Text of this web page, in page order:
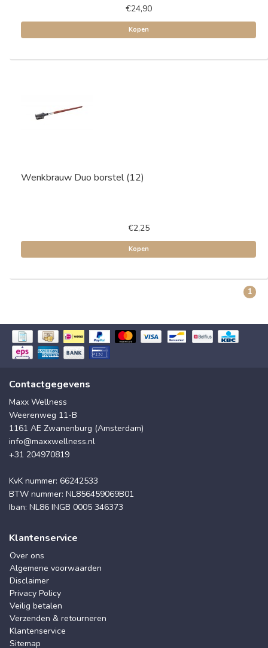
€24,90
Kopen
Wenkbrauw Duo borstel (12)
€2,25
Kopen
1
Contactgegevens
Maxx Wellness
Weerenweg 11-B
1161 AE Zwanenburg (Amsterdam)
info@maxxwellness.nl
+31 204970819
KvK nummer: 66242533
BTW nummer: NL856459069B01
Iban: NL86 INGB 0005 346373
Klantenservice
Over ons
Algemene voorwaarden
Disclaimer
Privacy Policy
Veilig betalen
Verzenden & retourneren
Klantenservice
Sitemap